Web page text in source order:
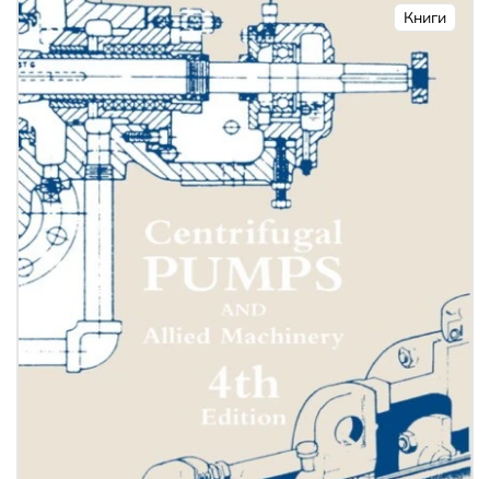
Книги